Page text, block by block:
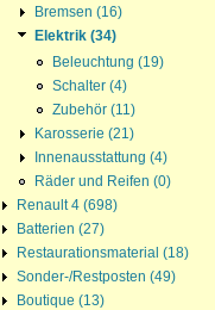
Bremsen (16)
Elektrik (34)
Beleuchtung (19)
Schalter (4)
Zubehör (11)
Karosserie (21)
Innenausstattung (4)
Räder und Reifen (0)
Renault 4 (698)
Batterien (27)
Restaurationsmaterial (18)
Sonder-/Restposten (49)
Boutique (13)